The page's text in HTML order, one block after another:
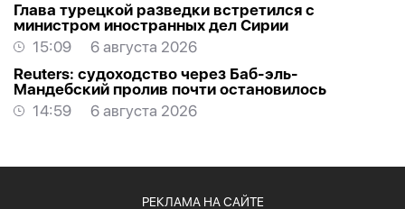
Глава турецкой разведки встретился с
министром иностранных дел Сирии
15:09
6 августа 2026
Reuters: судоходство через Баб-эль-
Мандебский пролив почти остановилось
14:59
6 августа 2026
РЕКЛАМА НА САЙТЕ